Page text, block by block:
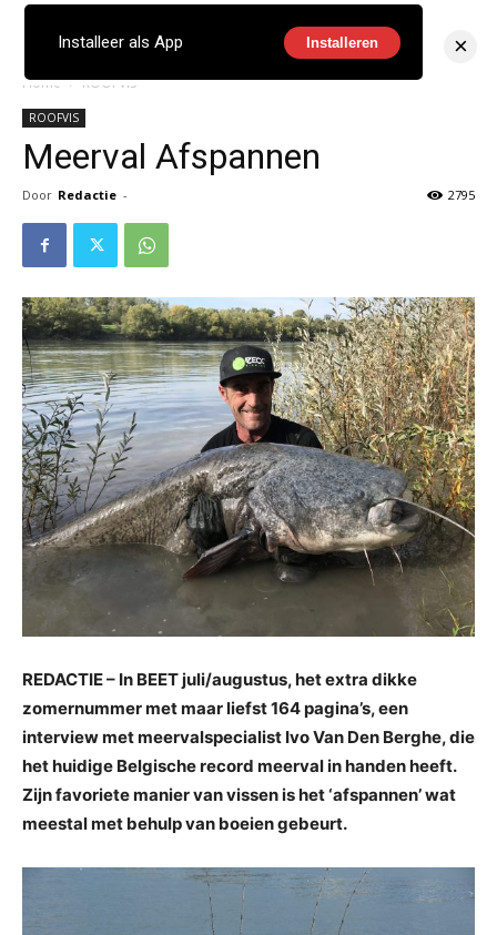
Home ROOFVIS
ROOFVIS
Meerval Afspannen
Door Redactie - 2795
REDACTIE – In BEET juli/augustus, het extra dikke
zomernummer met maar liefst 164 pagina’s, een
interview met meervalspecialist Ivo Van Den Berghe, die
het huidige Belgische record meerval in handen heeft.
Zijn favoriete manier van vissen is het ‘afspannen’ wat
meestal met behulp van boeien gebeurt.
Installeer als App Installeren ×